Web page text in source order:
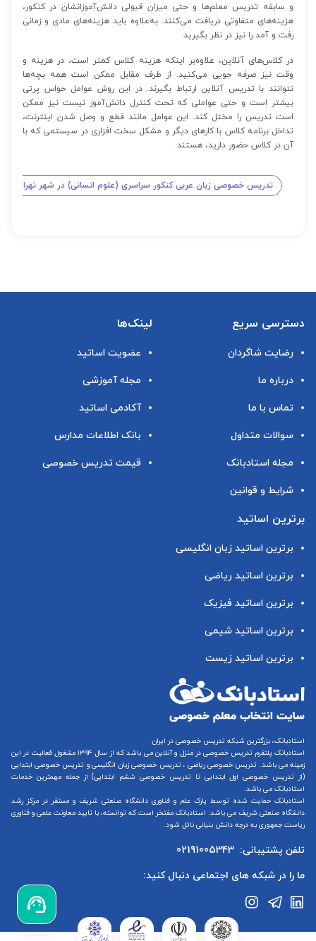
و سابقه تدریس معلم‌ها و حتی میزان قبولی دانش‌آموزانشان در کنکور،
هزینه‌های متفاوتی دریافت می‌کنند. به‌علاوه باید هزینه‌های مادی و زمانی
رفت و آمد را نیز در نظر بگیرید.
در کلاس‌های آنلاین، علاوه‌بر اینکه هزینه کلاس کمتر است، در هزینه و
وقت نیز صرفه جویی می‌کنید. از طرف مقابل ممکن است همه بچه‌ها
نتوانند با تدریس آنلاین ارتباط بگیرند. در این روش عوامل حواس پرتی
بیشتر است و حتی عواملی که تحت کنترل دانش‌آموز نیست نیز ممکن
است تدریس را مختل کند. این عوامل مانند قطع و وصل شدن اینترنت،
تداخل برنامه کلاس با کارهای دیگر و مشکل سخت افزاری در سیستمی که با
آن در کلاس حضور دارید، هستند.
تدریس خصوصی زبان عربی کنکور سراسری (علوم انسانی) در شهر تهران
دسترسی سریع
رضایت شاگردان
درباره ما
تماس با ما
سوالات متداول
مجله استادبانک
شرایط و قوانین
لینک‌ها
عضویت اساتید
مجله آموزشی
آکادمی اساتید
بانک اطلاعات مدارس
قیمت تدریس خصوصی
برترین اساتید
برترین اساتید زبان انگلیسی
برترین اساتید ریاضی
برترین اساتید فیزیک
برترین اساتید شیمی
برترین اساتید زیست
استادبانک، بزرگترین شبکه تدریس خصوصی در ایران
استادبانک پلتفرم تدریس خصوصی در منزل و آنلاین
می باشد که از سال ۱۳۹۴ مشغول فعالیت در این
زمینه می باشد. تدریس خصوصی ریاضی ، تدریس خصوصی زبان انگلیسیو تدریس خصوصی ابتدایی
(از تدریس خصوصی اول ابتدایی تا تدریس خصوصی ششم ابتدایی) از جمله مهمترین خدمات
استادبانک می باشد.
استادبانک حمایت شده توسط پارک علم و فناوری دانشگاه صنعتی شریف و مستقر در مرکز رشد
دانشگاه صنعتی شریف می باشد. استادبانک مفتخر است که توانسته، با تایید معاونت علمی و فناوری
ریاست جمهوری به درجه دانش بنیانی نائل شود.
تلفن پشتیبانی: 02191005343
ما را در شبکه های اجتماعی دنبال کنید: